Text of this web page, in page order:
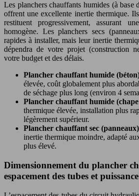
Les planchers chauffants humides (à base
offrent une excellente inertie thermique.
restituent progressivement, assurant
homogène. Les planchers secs
rapides à installer, mais leur inertie
dépendra de votre projet (construction
votre budget et des délais.
Plancher chauffant humide
élevée, coût globalement plus
de séchage plus long (environ 4
Plancher chauffant humide (chape
thermique élevée, installation plus
légèrement supérieur.
Plancher chauffant sec
inertie thermique moindre, adapté
plus élevé.
Dimensionnement du plancher
espacement des tubes et puissance